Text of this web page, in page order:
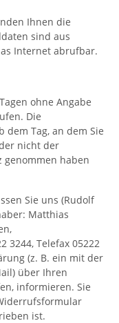
Ihnen die
sind aus
Internet abrufbar.
ohne Angabe
Die
Tag, an dem Sie
nicht der
genommen haben
Sie uns (Rudolf
Matthias
3244, Telefax 05222
(z. B. ein mit der
über Ihren
informieren. Sie
ist.